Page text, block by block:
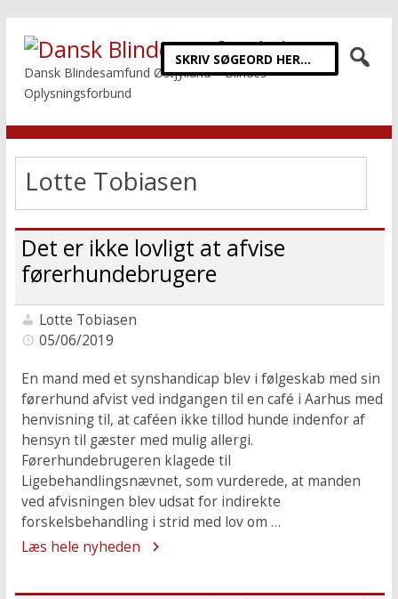
Dansk Blindesamfund Østjylland – Blindes
Oplysningsforbund
Lotte Tobiasen
Det er ikke lovligt at afvise
førerhundebrugere
Lotte Tobiasen
05/06/2019
En mand med et synshandicap blev i følgeskab med sin
førerhund afvist ved indgangen til en café i Aarhus med
henvisning til, at caféen ikke tillod hunde indenfor af
hensyn til gæster med mulig allergi.
Førerhundebrugeren klagede til
Ligebehandlingsnævnet, som vurderede, at manden
ved afvisningen blev udsat for indirekte
forskelsbehandling i strid med lov om …
Læs hele nyheden